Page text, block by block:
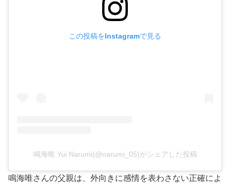
この投稿をInstagramで見る
鳴海唯 Yui Narumi(@narumi_05)がシェアした投稿
鳴海唯さんの父親は、外向きに感情を表わさない正確によ